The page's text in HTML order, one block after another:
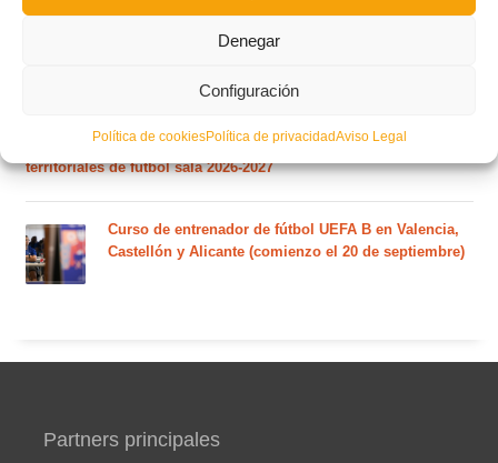
Denegar
Configuración
Política de cookiesPolítica de privacidadAviso Legal
Nuevo curso de Entrenador de fútbol Licencia UEFA
plazas del curso de septiembre)
Circular nº. 5 – Normas generales de las competiciones
territoriales de fútbol sala 2026-2027
Curso de entrenador de fútbol UEFA B en Valencia,
Castellón y Alicante (comienzo el 20 de septiembre)
Partners principales